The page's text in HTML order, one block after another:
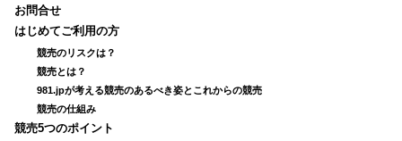
お問合せ
はじめてご利用の方
競売のリスクは？
競売とは？
981.jpが考える競売のあるべき姿とこれからの競売
競売の仕組み
競売5つのポイント